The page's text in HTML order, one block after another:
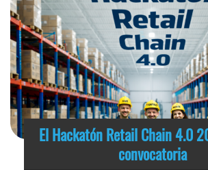
El Hackatón Retail Chain 4.0
convocatoria